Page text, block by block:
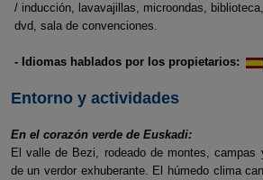
/ inducción, lavavajillas, microondas,
dvd, sala de convenciones.
- Idiomas hablados por los propietarios:
Entorno y actividades
En el corazón verde de Euskadi:
El valle de Bezi, rodeado de montes, campas
de un verdor exhuberante. El húmedo clima